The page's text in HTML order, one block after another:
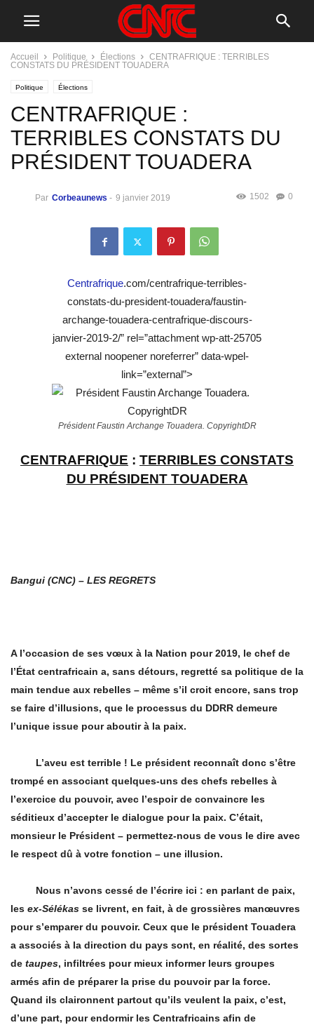
Accueil Politique Élections
CENTRAFRIQUE : TERRIBLES
CONSTATS DU PRÉSIDENT TOUADERA
Politique Élections
CENTRAFRIQUE :
TERRIBLES CONSTATS DU
PRÉSIDENT TOUADERA
Par Corbeaunews - 9 janvier 2019 0
1502
Centrafrique.com/centrafrique-terribles-
constats-du-president-touadera/faustin-
archange-touadera-centrafrique-discours-
janvier-2019-2/” rel=”attachment wp-att-25705
external noopener noreferrer” data-wpel-
link=”external”>
Président Faustin Archange Touadera. CopyrightDR
CENTRAFRIQUE : TERRIBLES CONSTATS
DU PRÉSIDENT TOUADERA
Bangui (CNC) – LES REGRETS
A l’occasion de ses vœux à la Nation pour 2019, le chef de
l’État centrafricain a, sans détours, regretté sa politique de la
main tendue aux rebelles – même s’il croit encore, sans trop
se faire d’illusions, que le processus du DDRR demeure
l’unique issue pour aboutir à la paix.
L’aveu est terrible ! Le président reconnaît donc s’être
trompé en associant quelques-uns des chefs rebelles à
l’exercice du pouvoir, avec l’espoir de convaincre les
séditieux d’accepter le dialogue pour la paix. C’était,
monsieur le Président – permettez-nous de vous le dire avec
le respect dû à votre fonction – une illusion.
Nous n’avons cessé de l’écrire ici : en parlant de paix,
les ex-Sélékas se livrent, en fait, à de grossières manœuvres
pour s’emparer du pouvoir. Ceux que le président Touadera
a associés à la direction du pays sont, en réalité, des sortes
de taupes, infiltrées pour mieux informer leurs groupes
armés afin de préparer la prise du pouvoir par la force.
Quand ils claironnent partout qu’ils veulent la paix, c’est,
d’une part, pour endormir les Centrafricains afin de